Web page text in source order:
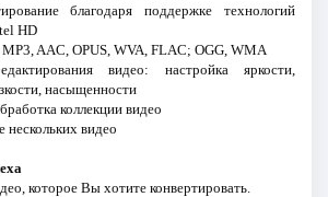
благодаря поддержке технологий
HD
MP3, AAC, OPUS, WVA, FLAC; OGG, WMA
видео: настройка яркости,
насыщенности
коллекции видео
нескольких видео
которое Вы хотите конвертировать.